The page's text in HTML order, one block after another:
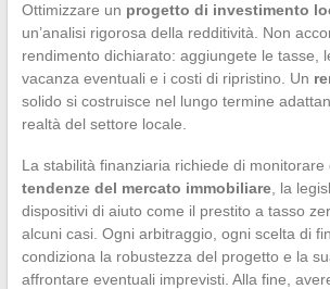
Ottimizzare un progetto di investimento
un’analisi rigorosa della redditività. Non
rendimento dichiarato: aggiungete le tasse,
vacanza eventuali e i costi di ripristino. Un
solido si costruisce nel lungo termine
realtà del settore locale.
La stabilità finanziaria richiede di monitorare
tendenze del mercato immobiliare, la
dispositivi di aiuto come il prestito a tasso
alcuni casi. Ogni arbitraggio, ogni scelta di
condiziona la robustezza del progetto e la
affrontare eventuali imprevisti. Alla fine,